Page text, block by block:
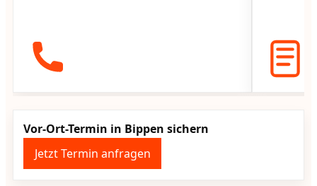
Vor-Ort-Termin in Bippen sichern
Jetzt Termin anfragen